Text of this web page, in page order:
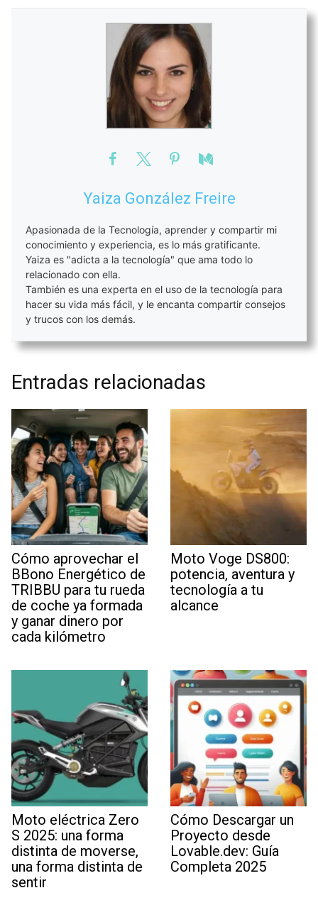
Yaiza González Freire
Apasionada de la Tecnología, aprender y compartir mi
conocimiento y experiencia, es lo más gratificante.
Yaiza es "adicta a la tecnología" que ama todo lo
relacionado con ella.
También es una experta en el uso de la tecnología para
hacer su vida más fácil, y le encanta compartir consejos
y trucos con los demás.
Entradas relacionadas
Cómo aprovechar el
BBono Energético de
TRIBBU para tu rueda
de coche ya formada
y ganar dinero por
cada kilómetro
Moto Voge DS800:
potencia, aventura y
tecnología a tu
alcance
Moto eléctrica Zero
S 2025: una forma
distinta de moverse,
una forma distinta de
sentir
Cómo Descargar un
Proyecto desde
Lovable.dev: Guía
Completa 2025